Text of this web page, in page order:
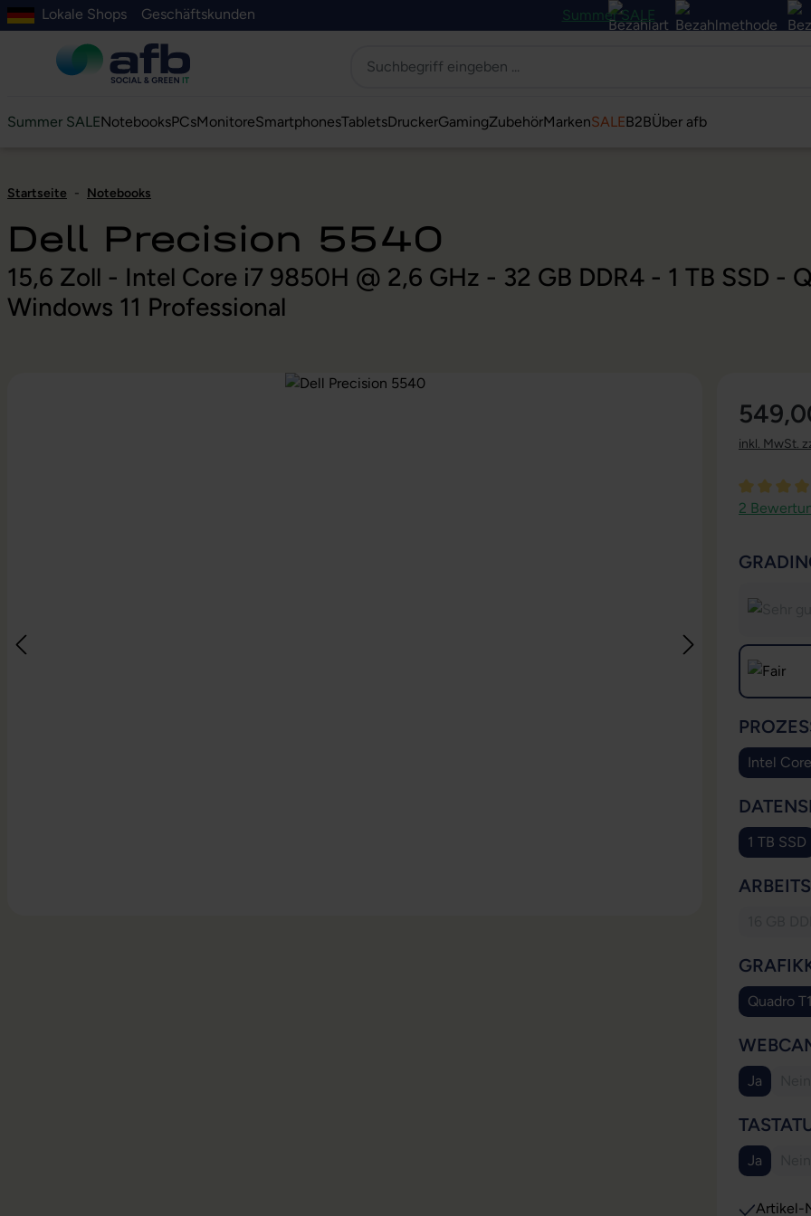
springen
Suche springen
Zur Hauptnavigation springen
Zur Navigation der B2B-Plattform springen
Lokale Shops Geschäftskunden Summer SALE
Summer SALENotebooksPCsMonitoreSmartphonesTabletsDruckerGamingZubehörMarkenSALEB2BÜber afb
Startseite - Notebooks
Dell Precision 5540
15,6 Zoll - Intel Core i7 9850H @ 2,6 GHz - 32 GB DDR4 - 1 TB SSD -
Windows 11 Professional
inkl. MwSt.
2
Intel
1 TB SSD
Quadro
Ja
Ja
Artikel-